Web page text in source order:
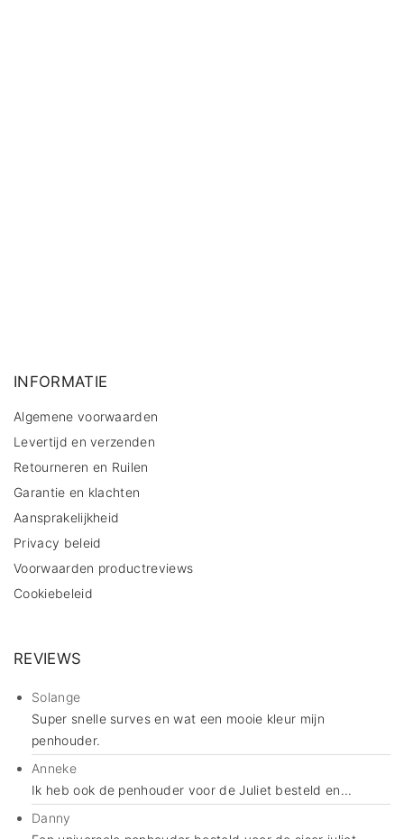
INFORMATIE
Algemene voorwaarden
Levertijd en verzenden
Retourneren en Ruilen
Garantie en klachten
Aansprakelijkheid
Privacy beleid
Voorwaarden productreviews
Cookiebeleid
REVIEWS
Solange
Super snelle surves en wat een mooie kleur mijn
penhouder.
Anneke
Ik heb ook de penhouder voor de Juliet besteld en...
Danny